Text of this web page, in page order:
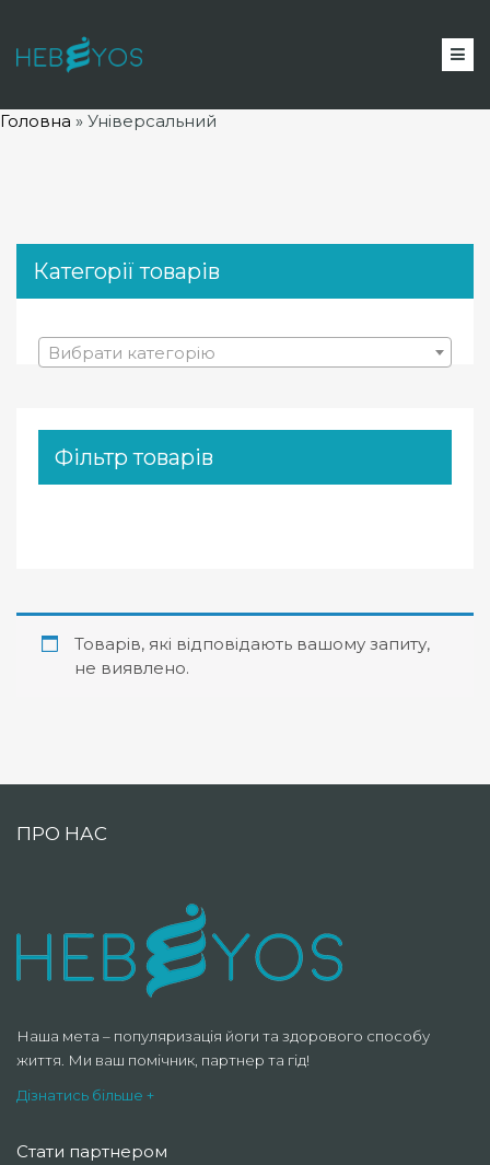
Головна » Універсальний
Категорії товарів
Вибрати категорію
Фільтр товарів
Товарів, які відповідають вашому запиту,
не виявлено.
ПРО НАС
Наша мета – популяризація йоги та здорового способу
життя. Ми ваш помічник, партнер та гід!
Дізнатись більше +
Стати партнером